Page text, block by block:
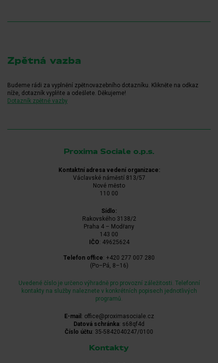
Zpětná vazba
Budeme rádi za vyplnění zpětnovazebního dotazníku. Klikněte na odkaz
níže, dotazník vyplňte a odešlete. Děkujeme!
Dotazník zpětné vazby
Proxima Sociale o.p.s.
Kontaktní adresa vedení organizace:
Václavské náměstí 813/57
Nové město
110 00
Sídlo:
Rakovského 3138/2
Praha 4 – Modřany
143 00
IČO: 49625624
Telefon office: +420 277 007 280
(Po–Pá, 8–16)
Uvedené číslo je určeno výhradně pro provozní záležitosti. Telefonní
kontakty na služby naleznete v konkrétních popisech jednotlivých
programů.
E-mail : office@proximasociale.cz
Datová schránka: s68qf4d
Číslo účtu: 35-5842040247/0100
Kontakty